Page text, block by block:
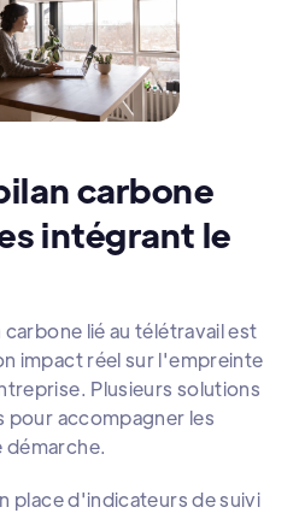
carbone
intégrant le
lié au télétravail est
impact réel sur l'empreinte
Plusieurs solutions
pour accompagner les
démarche.
place d'indicateurs de suivi